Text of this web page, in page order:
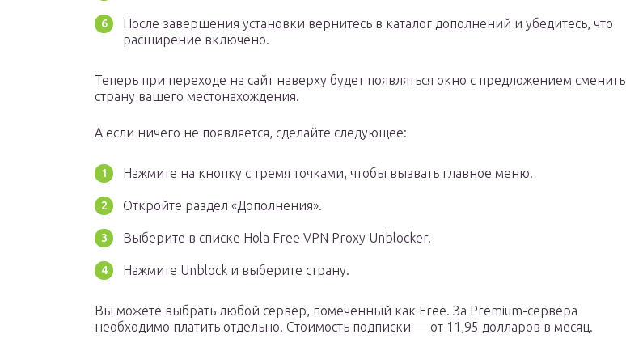
После завершения установки вернитесь в каталог дополнений и убедитесь, что
расширение включено.
Теперь при переходе на сайт наверху будет появляться окно с предложением сменить
страну вашего местонахождения.
А если ничего не появляется, сделайте следующее:
Нажмите на кнопку с тремя точками, чтобы вызвать главное меню.
Откройте раздел «Дополнения».
Выберите в списке Hola Free VPN Proxy Unblocker.
Нажмите Unblock и выберите страну.
Вы можете выбрать любой сервер, помеченный как Free. За Premium-сервера
необходимо платить отдельно. Стоимость подписки — от 11,95 долларов в месяц.